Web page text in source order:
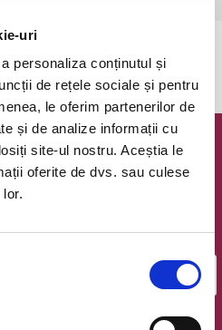
uri
personaliza conținutul și
de rețele sociale și pentru
le oferim partenerilor de
și de analize informații cu
site-ul nostru. Aceștia le
oferite de dvs. sau culese
@ Bilete.ro
saptamanala cu cele mai noi